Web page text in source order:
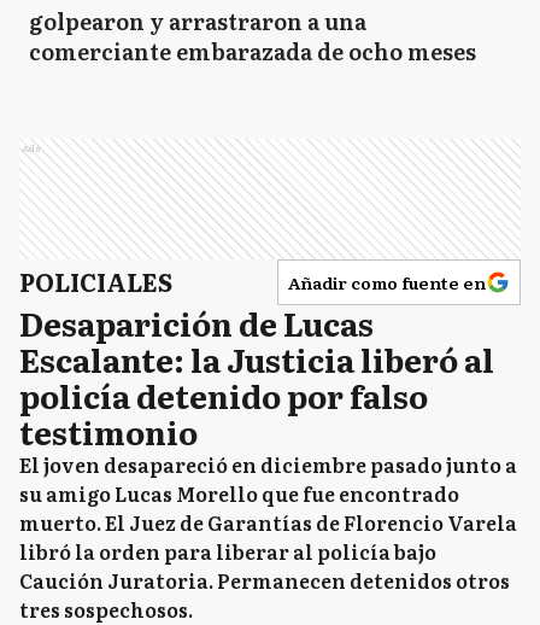
golpearon y arrastraron a una
comerciante embarazada de ocho meses
Ads
POLICIALES Añadir como fuente en
Desaparición de Lucas
Escalante: la Justicia liberó al
policía detenido por falso
testimonio
El joven desapareció en diciembre pasado junto a
su amigo Lucas Morello que fue encontrado
muerto. El Juez de Garantías de Florencio Varela
libró la orden para liberar al policía bajo
Caución Juratoria. Permanecen detenidos otros
tres sospechosos.